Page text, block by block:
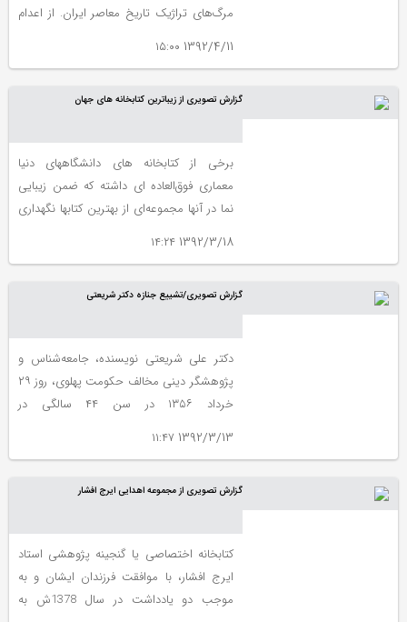
که متعلق به این دسته از زنان است.
مرگ‌های تراژیک تاریخ معاصر ایران. از اعدام
1392/4/11 ۱۵:۰۰
گزارش تصویری از زیباترین کتابخانه های جهان
برخی از کتابخانه های دانشگاههای دنیا
معماری فوق‌العاده ای داشته که ضمن زیبایی
نما در آنها مجموعه‌ای از بهترین کتابها نگهداری
پردازیم.
1392/3/18 ۱۴:۲۴
گزارش تصویری/تشییع جنازه دکتر شریعتی
دکتر علی شریعتی نویسنده، جامعه‌شناس و
پژوهشگر دینی مخالف حکومت پهلوی، روز ۲۹
خرداد ۱۳۵۶ در سن ۴۴ سالگی در
1392/3/13 ۱۱:۴۷
گزارش تصویری از مجموعه اهدایی ایرج افشار
کتابخانه اختصاصی یا گنجینه پژوهشی استاد
ایرج افشار، با موافقت فرزندان ایشان و به
موجب دو یادداشت در سال 1378ش به